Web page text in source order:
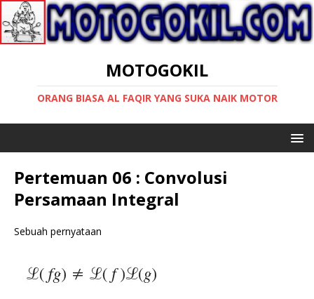
MOTOGOKIL
ORANG BIASA AL FAQIR YANG SUKA NAIK MOTOR
Pertemuan 06 : Convolusi
Persamaan Integral
Sebuah pernyataan